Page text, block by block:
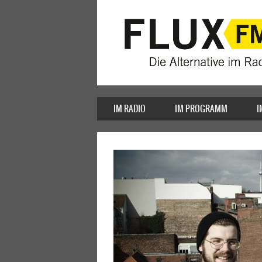
IM RADIO IM PROGRAMM